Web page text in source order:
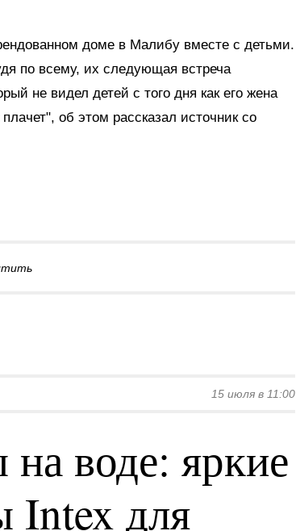
доме в Малибу вместе с детьми.
по всему, их следующая встреча
не видел детей с того дня как его жена
об этом рассказал источник со
15 июля в 11:00
воде: яркие
Intex для